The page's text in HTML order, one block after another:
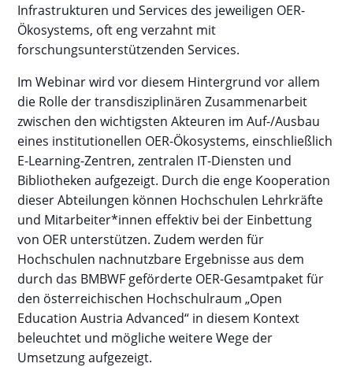
Infrastrukturen und Services des jeweiligen OER-
Ökosystems, oft eng verzahnt mit
forschungsunterstützenden Services.
Im Webinar wird vor diesem Hintergrund vor allem
die Rolle der transdisziplinären Zusammenarbeit
zwischen den wichtigsten Akteuren im Auf-/Ausbau
eines institutionellen OER-Ökosystems, einschließlich
E-Learning-Zentren, zentralen IT-Diensten und
Bibliotheken aufgezeigt. Durch die enge Kooperation
dieser Abteilungen können Hochschulen Lehrkräfte
und Mitarbeiter*innen effektiv bei der Einbettung
von OER unterstützen. Zudem werden für
Hochschulen nachnutzbare Ergebnisse aus dem
durch das BMBWF geförderte OER-Gesamtpaket für
den österreichischen Hochschulraum „Open
Education Austria Advanced“ in diesem Kontext
beleuchtet und mögliche weitere Wege der
Umsetzung aufgezeigt.